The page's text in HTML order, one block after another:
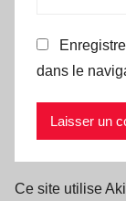
dans le
Ce site utilise